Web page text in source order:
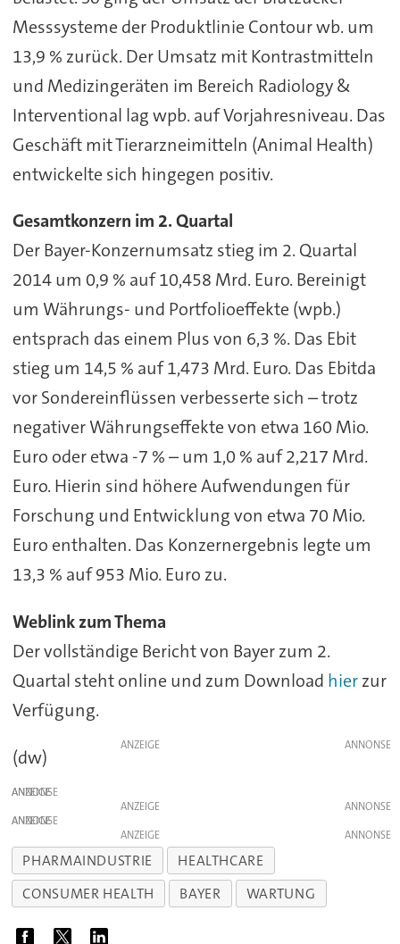
Messsysteme der Produktlinie Contour wb. um
13,9 % zurück. Der Umsatz mit Kontrastmitteln
und Medizingeräten im Bereich Radiology &
Interventional lag wpb. auf Vorjahresniveau. Das
Geschäft mit Tierarzneimitteln (Animal Health)
entwickelte sich hingegen positiv.
Gesamtkonzern im 2. Quartal
Der Bayer-Konzernumsatz stieg im 2. Quartal
2014 um 0,9 % auf 10,458 Mrd. Euro. Bereinigt
um Währungs- und Portfolioeffekte (wpb.)
entsprach das einem Plus von 6,3 %. Das Ebit
stieg um 14,5 % auf 1,473 Mrd. Euro. Das Ebitda
vor Sondereinflüssen verbesserte sich – trotz
negativer Währungseffekte von etwa 160 Mio.
Euro oder etwa -7 % – um 1,0 % auf 2,217 Mrd.
Euro. Hierin sind höhere Aufwendungen für
Forschung und Entwicklung von etwa 70 Mio.
Euro enthalten. Das Konzernergebnis legte um
13,3 % auf 953 Mio. Euro zu.
Weblink zum Thema
Der vollständige Bericht von Bayer zum 2.
Quartal steht online und zum Download hierzur
Verfügung.
ANZEIGE
(dw)
ANZEIGE
ANZEIGE
ANZEIGE
ANZEIGE
PHARMAINDUSTRIE
HEALTHCARE
CONSUMER HEALTH
BAYER WARTUNG